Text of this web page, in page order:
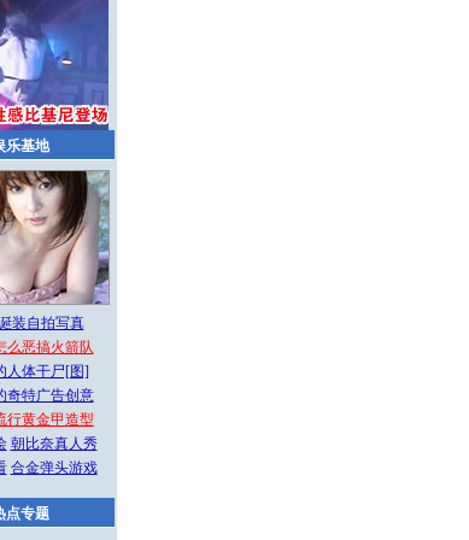
乐基地
装自拍写真
么恶搞火箭队
人体干尸[图]
奇特广告创意
行黄金甲造型
朝比奈真人秀
合金弹头游戏
点专题